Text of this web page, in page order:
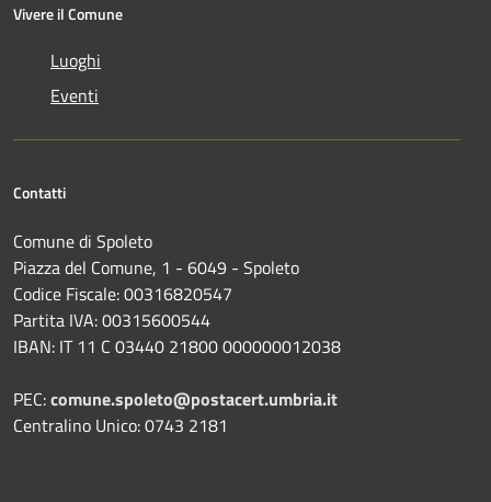
Vivere il Comune
Luoghi
Eventi
Contatti
Comune di Spoleto
Piazza del Comune, 1 - 6049 - Spoleto
Codice Fiscale: 00316820547
Partita IVA: 00315600544
IBAN: IT 11 C 03440 21800 000000012038
PEC:comune.spoleto@postacert.umbria.it
Centralino Unico: 0743 2181